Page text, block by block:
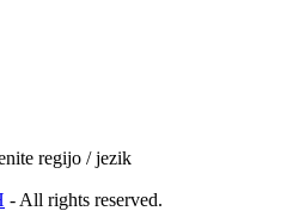
regijo / jezik
- All rights reserved.